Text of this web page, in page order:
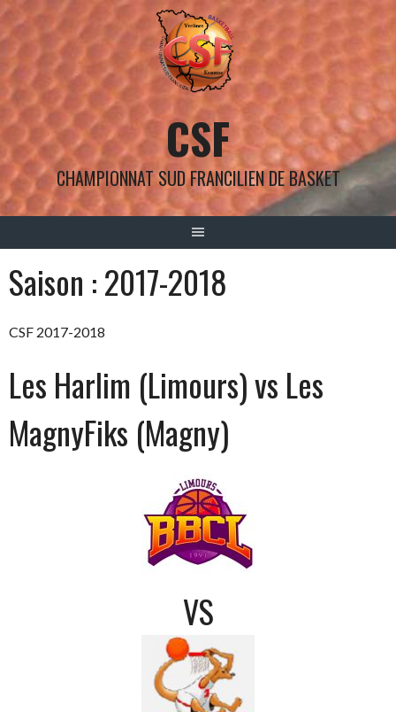
Aller
au
CSF
CHAMPIONNAT SUD FRANCILIEN DE BASKET
Saison :2017-2018
CSF 2017-2018
Les Harlim (Limours) vs Les
MagnyFiks (Magny)
VS